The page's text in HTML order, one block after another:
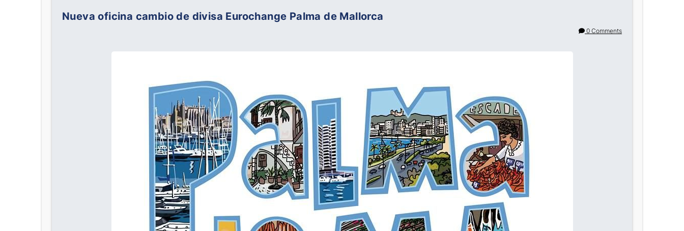
Nueva oficina cambio de divisa Eurochange Palma de Mallorca
0 Comments